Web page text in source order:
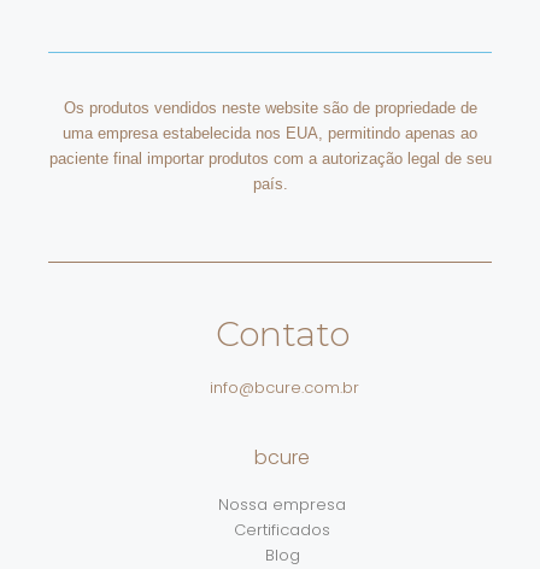
Os produtos vendidos neste website são de propriedade de
uma empresa estabelecida nos EUA, permitindo apenas ao
paciente final importar produtos com a autorização legal de seu
país.
Contato
info@bcure.com.br
bcure
Nossa empresa
Certificados
Blog